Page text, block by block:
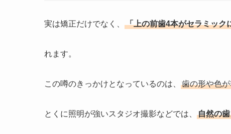
実は矯正だけでなく、 「上の前歯4本がセラミック
れます。
この噂のきっかけとなっているのは、 歯の形や色
とくに照明が強いスタジオ撮影などでは、 自然の